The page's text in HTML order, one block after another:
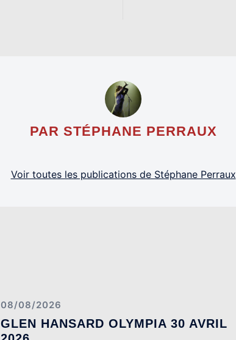
PAR STÉPHANE PERRAUX
Voir toutes les publications de Stéphane Perraux
08/08/2026
GLEN HANSARD OLYMPIA 30 AVRIL